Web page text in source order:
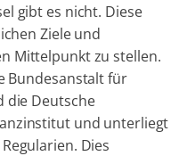
gibt es nicht. Diese
Ziele und
Mittelpunkt zu stellen.
Bundesanstalt für
die Deutsche
und unterliegt
Dies